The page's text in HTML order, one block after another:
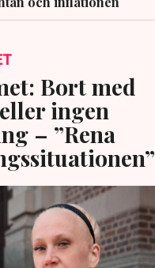
Bort med
ingen
– ”Rena